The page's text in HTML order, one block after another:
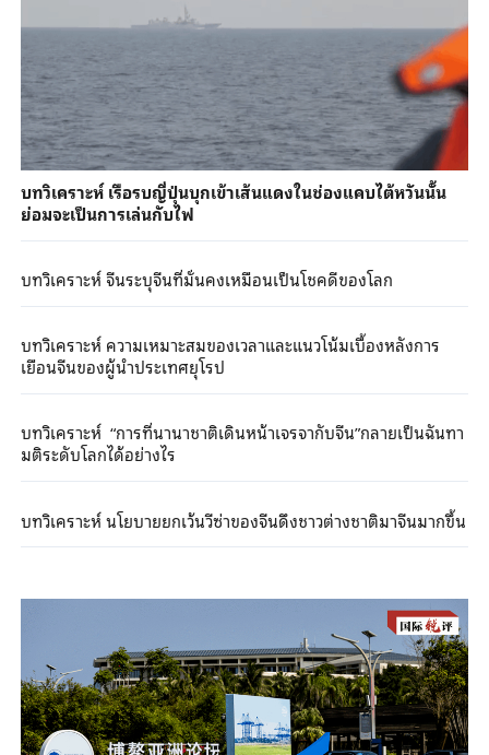
บทวิเคราะห์ เรือรบญี่ปุ่นบุกเข้าเส้นแดงในช่องแคบไต้หวันนั้น
ย่อมจะเป็นการเล่นกับไฟ
บทวิเคราะห์ จีนระบุจีนที่มั่นคงเหมือนเป็นโชคดีของโลก
บทวิเคราะห์ ความเหมาะสมของเวลาและแนวโน้มเบื้องหลังการ
เยือนจีนของผู้นำประเทศยุโรป
บทวิเคราะห์ “การที่นานาชาติเดินหน้าเจรจากับจีน”กลายเป็นฉันทา
มติระดับโลกได้อย่างไร
บทวิเคราะห์ นโยบายยกเว้นวีซ่าของจีนดึงชาวต่างชาติมาจีนมากขึ้น